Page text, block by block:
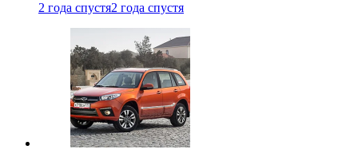
2 года спустя2 года спустя